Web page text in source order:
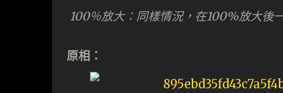
100％放大：同樣情況，在100%放大後
原相：